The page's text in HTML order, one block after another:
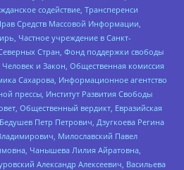
содействие, Трансперенси
Средств Массовой Информации,
Частное учреждение в Санкт-
Стран, Фонд поддержки свободы
и Закон, Общественная комиссия
Сахарова, Информационное агентство
прессы, Институт Развития Свободы
Общественный вердикт, Евразийская
Петр Петрович, Дзугкоева Регина
Милославский Павел
Чанышева Лилия Айратовна,
Александр Алексеевич, Васильева